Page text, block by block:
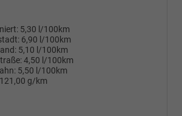
5,30 l/100km
6,90 l/100km
5,10 l/100km
4,50 l/100km
5,50 l/100km
121,00 g/km